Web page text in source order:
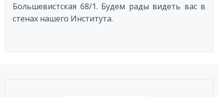
Большевистская 68/1. Будем рады видеть вас в
стенах нашего Института.